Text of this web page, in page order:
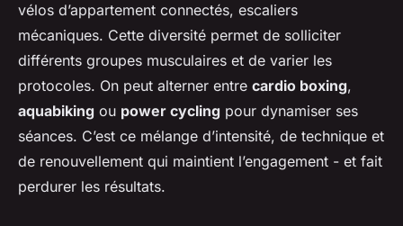
vélos d’appartement connectés, escaliers
mécaniques. Cette diversité permet de solliciter
différents groupes musculaires et de varier les
protocoles. On peut alterner entre cardio boxing,
aquabiking ou power cycling pour dynamiser ses
séances. C’est ce mélange d’intensité, de technique et
de renouvellement qui maintient l’engagement - et fait
perdurer les résultats.